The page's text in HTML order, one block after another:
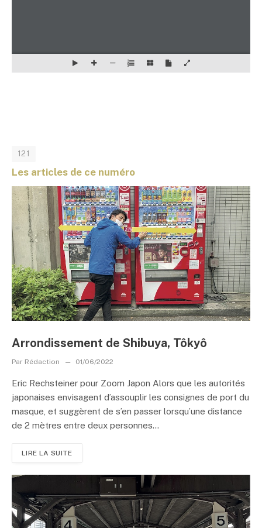
121
Les articles de ce numéro
Arrondissement de Shibuya, Tôkyô
Par Rédaction 01/06/2022
Eric Rechsteiner pour Zoom Japon Alors que les autorités
japonaises envisagent d’assouplir les consignes de port du
masque, et suggèrent de s’en passer lorsqu’une distance
de 2 mètres entre deux personnes...
LIRE LA SUITE